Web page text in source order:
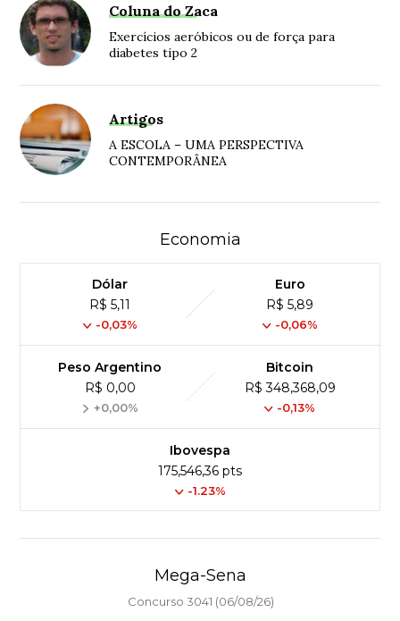
Coluna do Zaca
Exercícios aeróbicos ou de força para
diabetes tipo 2
Artigos
A ESCOLA – UMA PERSPECTIVA
CONTEMPORÂNEA
Economia
Dólar
R$ 5,11
-0,03%
Euro
R$ 5,89
-0,06%
Peso Argentino
R$ 0,00
+0,00%
Bitcoin
R$ 348,368,09
-0,13%
Ibovespa
175,546,36 pts
-1.23%
Mega-Sena
Concurso 3041 (06/08/26)